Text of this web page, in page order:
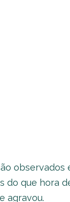
observados
do que hora
agravou.